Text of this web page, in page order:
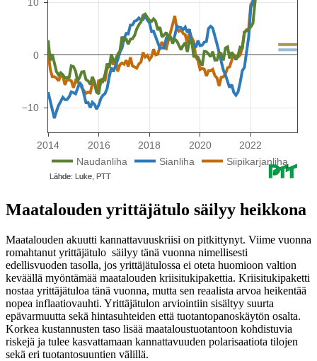
Maatalouden yrittäjätulo säilyy heikkona
Maatalouden akuutti kannattavuuskriisi on pitkittynyt. Viime vuonna
romahtanut yrittäjätulo säilyy tänä vuonna nimellisesti
edellisvuoden tasolla, jos yrittäjätulossa ei oteta huomioon valtion
keväällä myöntämää maatalouden kriisitukipakettia. Kriisitukipaketti
nostaa yrittäjätuloa tänä vuonna, mutta sen reaalista arvoa heikentää
nopea inflaatiovauhti. Yrittäjätulon arviointiin sisältyy suurta
epävarmuutta sekä hintasuhteiden että tuotantopanoskäytön osalta.
Korkea kustannusten taso lisää maataloustuotantoon kohdistuvia
riskejä ja tulee kasvattamaan kannattavuuden polarisaatiota tilojen
sekä eri tuotantosuuntien välillä.